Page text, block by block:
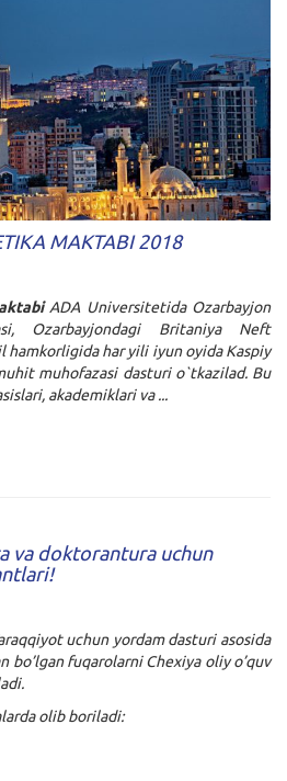
MAKTABI 2018
ADA Universitetida Ozarbayjon
Ozarbayjondagi Britaniya Neft
hamkorligida har yili iyun oyida Kaspiy
muhofazasi dasturi o`tkazilad. Bu
akademiklari va ...
va doktorantura uchun
uchun yordam dasturi asosida
bo’lgan fuqarolarni Chexiya oliy o’quv
olib boriladi: